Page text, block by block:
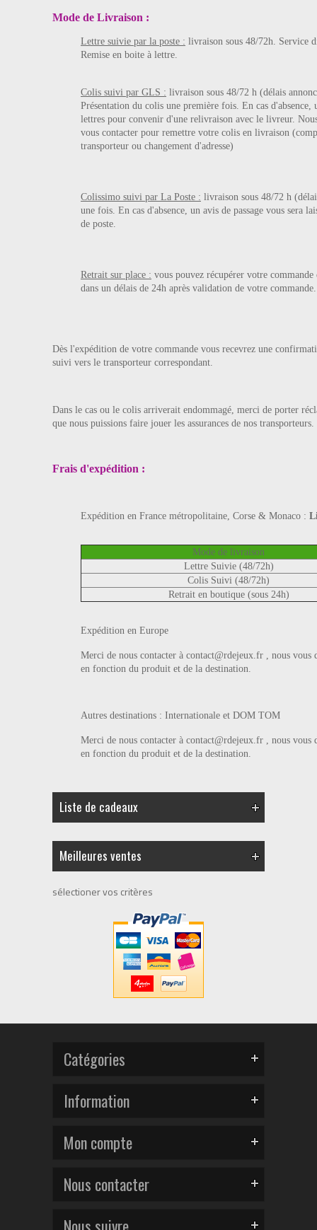
Mode de Livraison :
Lettre suivie par la poste : livraison sous 48/72h. Service
Remise en boite à lettre.
Colis suivi par GLS : livraison sous 48/72 h (délais
Présentation du colis une première fois. En cas d'absence,
lettres pour convenir d'une relivraison avec le livreur.
vous contacter pour remettre votre colis en livraison
transporteur ou changement d'adresse)
Colissimo suivi par La Poste : livraison sous 48/72 h
une fois. En cas d'absence, un avis de passage vous sera
de poste.
Retrait sur place : vous pouvez récupérer votre
dans un délais de 24h après validation de votre commande.
Dès l'expédition de votre commande vous recevrez une
suivi vers le transporteur correspondant.
Dans le cas ou le colis arriverait endommagé, merci de porter
que nous puissions faire jouer les assurances de nos transporteurs.
Frais d'expédition :
Expédition en France métropolitaine, Corse & Monaco :
Mode de livraison
Lettre Suivie (48/72h)
Colis Suivi (48/72h)
Retrait en boutique (sous 24h)
Expédition en Europe
Merci de nous contacter à contact@rdejeux.fr , nous vous
en fonction du produit et de la destination.
Autres destinations : Internationale et DOM TOM
Merci de nous contacter à contact@rdejeux.fr , nous vous
en fonction du produit et de la destination.
Liste de cadeaux
Meilleures ventes
sélectioner vos critères
Catégories
Information
Mon compte
Nous contacter